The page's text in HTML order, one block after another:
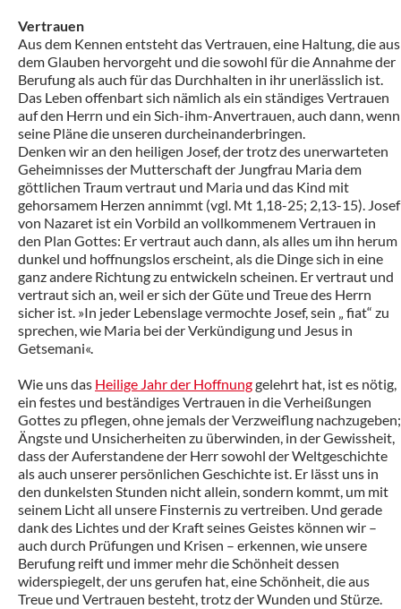
Vertrauen
Aus dem Kennen entsteht das Vertrauen, eine Haltung, die aus
dem Glauben hervorgeht und die sowohl für die Annahme der
Berufung als auch für das Durchhalten in ihr unerlässlich ist.
Das Leben offenbart sich nämlich als ein ständiges Vertrauen
auf den Herrn und ein Sich-ihm-Anvertrauen, auch dann, wenn
seine Pläne die unseren durcheinanderbringen.
Denken wir an den heiligen Josef, der trotz des unerwarteten
Geheimnisses der Mutterschaft der Jungfrau Maria dem
göttlichen Traum vertraut und Maria und das Kind mit
gehorsamem Herzen annimmt (vgl. Mt 1,18-25; 2,13-15). Josef
von Nazaret ist ein Vorbild an vollkommenem Vertrauen in
den Plan Gottes: Er vertraut auch dann, als alles um ihn herum
dunkel und hoffnungslos erscheint, als die Dinge sich in eine
ganz andere Richtung zu entwickeln scheinen. Er vertraut und
vertraut sich an, weil er sich der Güte und Treue des Herrn
sicher ist. »In jeder Lebenslage vermochte Josef, sein „ fiat“ zu
sprechen, wie Maria bei der Verkündigung und Jesus in
Getsemani«.
Wie uns das Heilige Jahr der Hoffnunggelehrt hat, ist es nötig,
ein festes und beständiges Vertrauen in die Verheißungen
Gottes zu pflegen, ohne jemals der Verzweiflung nachzugeben;
Ängste und Unsicherheiten zu überwinden, in der Gewissheit,
dass der Auferstandene der Herr sowohl der Weltgeschichte
als auch unserer persönlichen Geschichte ist. Er lässt uns in
den dunkelsten Stunden nicht allein, sondern kommt, um mit
seinem Licht all unsere Finsternis zu vertreiben. Und gerade
dank des Lichtes und der Kraft seines Geistes können wir –
auch durch Prüfungen und Krisen – erkennen, wie unsere
Berufung reift und immer mehr die Schönheit dessen
widerspiegelt, der uns gerufen hat, eine Schönheit, die aus
Treue und Vertrauen besteht, trotz der Wunden und Stürze.